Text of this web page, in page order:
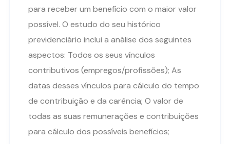
para receber um benefício com o maior valor
possível. O estudo do seu histórico
previdenciário inclui a análise dos seguintes
aspectos: Todos os seus vínculos
contributivos (empregos/profissões); As
datas desses vínculos para cálculo do tempo
de contribuição e da carência; O valor de
todas as suas remunerações e contribuições
para cálculo dos possíveis benefícios;